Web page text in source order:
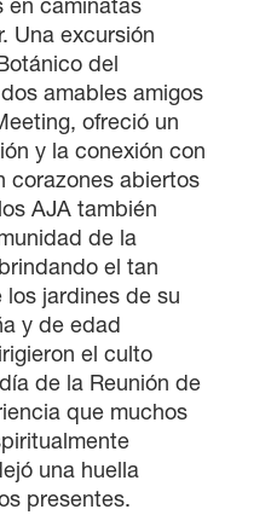
en caminatas
Una excursión
del
amables amigos
ofreció un
y la conexión con
corazones abiertos
AJA también
de la
el tan
jardines de su
y de edad
el culto
de la Reunión de
que muchos
una huella
presentes.